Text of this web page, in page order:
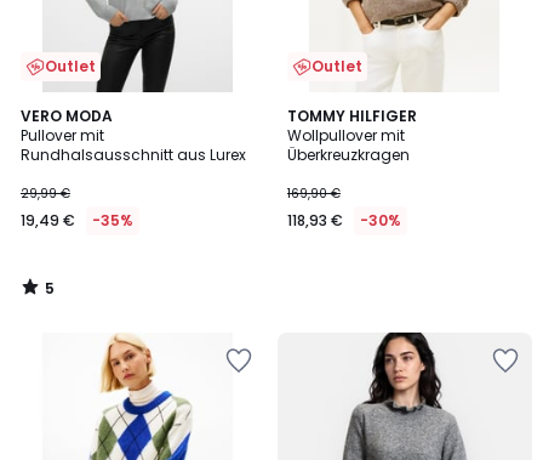
Outlet
VERO MODA
Pullover mit
Rundhalsausschnitt aus Lurex
29,99 €
19,49 € -35%
5
/
5
5
/
Outlet
TOMMY HILFIGER
Wollpullover mit
Überkreuzkragen
169,90 €
118,93 € -30%